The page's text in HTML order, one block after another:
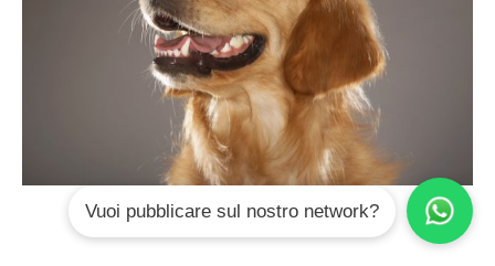
Vuoi pubblicare sul nostro network?